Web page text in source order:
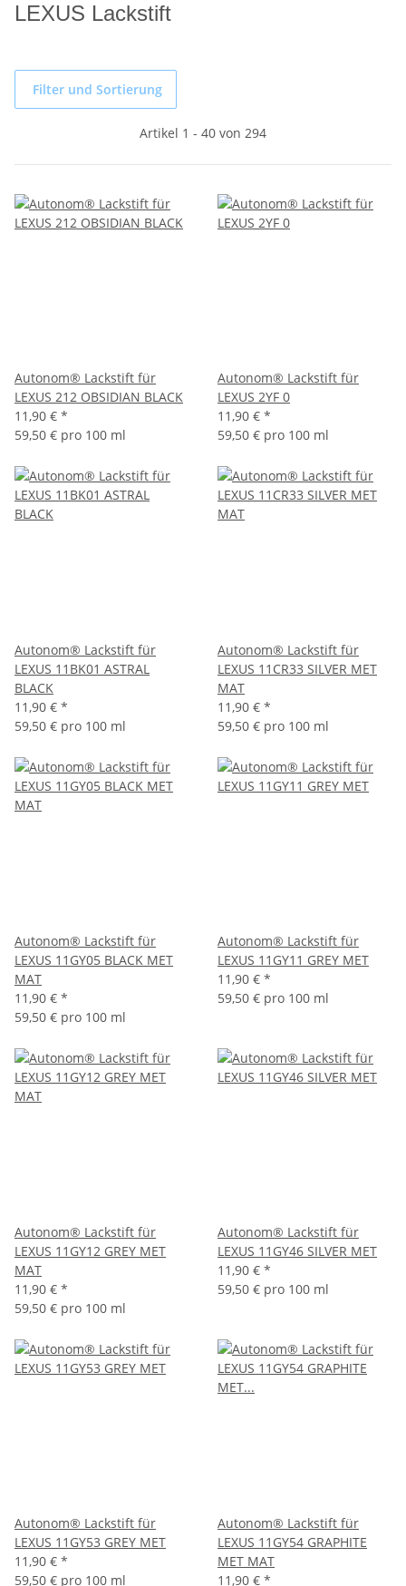
LEXUS Lackstift
Filter und Sortierung
Artikel 1 - 40 von 294
Autonom® Lackstift für
LEXUS 212 OBSIDIAN BLACK
11,90 € *
59,50 € pro 100 ml
Autonom® Lackstift für
LEXUS 2YF 0
11,90 € *
59,50 € pro 100 ml
Autonom® Lackstift für
LEXUS 11BK01 ASTRAL
BLACK
11,90 € *
59,50 € pro 100 ml
Autonom® Lackstift für
LEXUS 11CR33 SILVER MET
MAT
11,90 € *
59,50 € pro 100 ml
Autonom® Lackstift für
LEXUS 11GY05 BLACK MET
MAT
11,90 € *
59,50 € pro 100 ml
Autonom® Lackstift für
LEXUS 11GY11 GREY MET
11,90 € *
59,50 € pro 100 ml
Autonom® Lackstift für
LEXUS 11GY12 GREY MET
MAT
11,90 € *
59,50 € pro 100 ml
Autonom® Lackstift für
LEXUS 11GY46 SILVER MET
11,90 € *
59,50 € pro 100 ml
Autonom® Lackstift für
LEXUS 11GY53 GREY MET
11,90 € *
59,50 € pro 100 ml
Autonom® Lackstift für
LEXUS 11GY54 GRAPHITE
MET MAT
11,90 € *